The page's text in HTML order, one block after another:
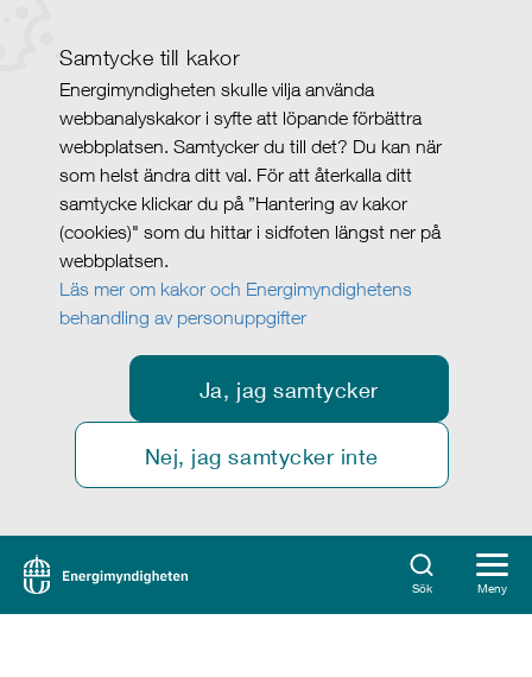
Samtycke till kakor
Energimyndigheten skulle vilja använda
webbanalyskakor i syfte att löpande förbättra
webbplatsen. Samtycker du till det? Du kan när
som helst ändra ditt val. För att återkalla ditt
samtycke klickar du på ”Hantering av kakor
(cookies)" som du hittar i sidfoten längst ner på
webbplatsen.
Läs mer om kakor och Energimyndighetens
behandling av personuppgifter
Ja, jag samtycker
Nej, jag samtycker inte
Sök Meny